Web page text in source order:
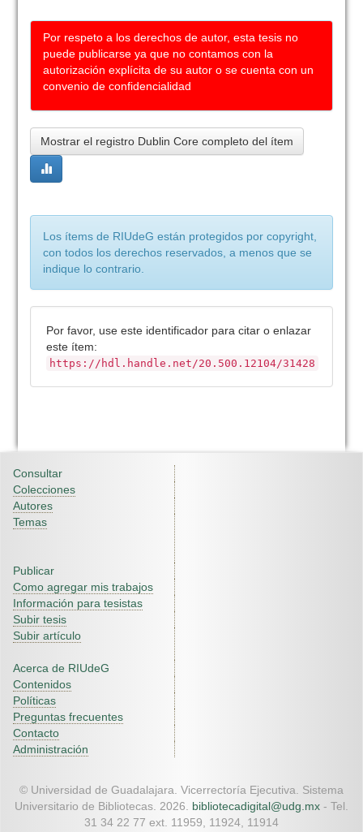
Por respeto a los derechos de autor, esta tesis no
puede publicarse ya que no contamos con la
autorización explícita de su autor o se cuenta con un
convenio de confidencialidad
Mostrar el registro Dublin Core completo del ítem
Los ítems de RIUdeG están protegidos por copyright,
con todos los derechos reservados, a menos que se
indique lo contrario.
Por favor, use este identificador para citar o enlazar
este ítem:
https://hdl.handle.net/20.500.12104/31428
Consultar
Colecciones
Autores
Temas
Publicar
Como agregar mis trabajos
Información para tesistas
Subir tesis
Subir artículo
Acerca de RIUdeG
Contenidos
Políticas
Preguntas frecuentes
Contacto
Administración
© Universidad de Guadalajara. Vicerrectoría Ejecutiva. Sistema
Universitario de Bibliotecas. 2026. bibliotecadigital@udg.mx - Tel.
31 34 22 77 ext. 11959, 11924, 11914